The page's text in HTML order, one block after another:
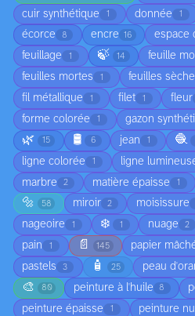
cuir synthétique 1 donnée 1
écorce 8 encre 16 espace
feuillage 1 🍃 14 feuille
feuilles mortes 1 feuilles
fil métallique 1 filet 1 fleur
forme colorée 1 gazon
🌿 15 🛢️ 6 jean 1 🧶
ligne colorée 1 ligne
marbre 2 matière épaisse 1
🔩 58 miroir 2 moisissure
nageoire 1 ❄️ 1 nuage 2
pain 1 📄 145 papier
pastels 3 🧴 25 peau
🎨 80 peinture à l'huile 8
peinture épaisse 1 peinture